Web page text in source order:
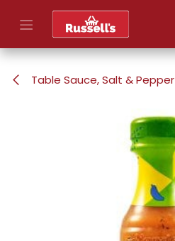
Skip to Content
Table Sauce, Salt & Pepper